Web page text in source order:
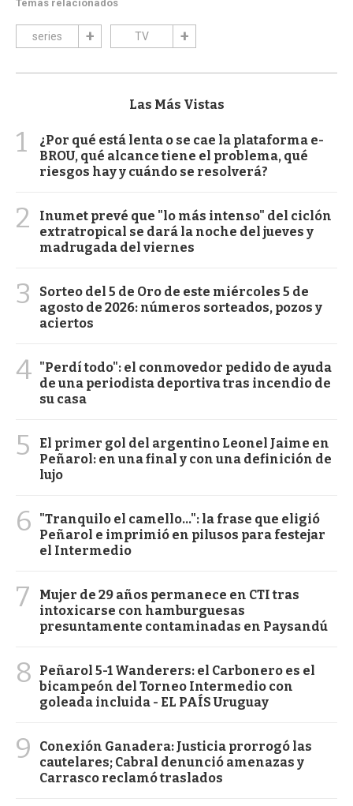
Temas relacionados
series TV
Las Más Vistas
1
¿Por qué está lenta o se cae la plataforma e-
BROU, qué alcance tiene el problema, qué
riesgos hay y cuándo se resolverá?
2
Inumet prevé que "lo más intenso" del ciclón
extratropical se dará la noche del jueves y
madrugada del viernes
3
Sorteo del 5 de Oro de este miércoles 5 de
agosto de 2026: números sorteados, pozos y
aciertos
4 "Perdí todo": el conmovedor pedido de ayuda
de una periodista deportiva tras incendio de
su casa
5
El primer gol del argentino Leonel Jaime en
Peñarol: en una final y con una definición de
lujo
6
"Tranquilo el camello...": la frase que eligió
Peñarol e imprimió en pilusos para festejar
el Intermedio
7
Mujer de 29 años permanece en CTI tras
intoxicarse con hamburguesas
presuntamente contaminadas en Paysandú
8
Peñarol 5-1 Wanderers: el Carbonero es el
bicampeón del Torneo Intermedio con
goleada incluida - EL PAÍS Uruguay
9
Conexión Ganadera: Justicia prorrogó las
cautelares; Cabral denunció amenazas y
Carrasco reclamó traslados